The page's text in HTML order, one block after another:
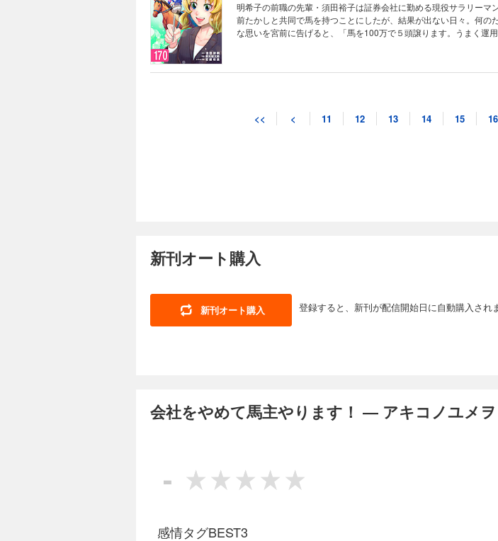
明希子の前職の先輩・須田裕子は証券会社に勤める現役サラリーマ
前たかしと共同で馬を持つことにしたが、結果が出ない日々。何の
な思いを宮前に告げると、「馬を100万で５頭譲ります。うまく運
明希子の前職の先輩・須田裕子は証券会社に勤める現役サラリーマ
な思いを宮前に告げると、「馬を100万で５頭譲ります。うまく運
前たかしと共同で馬を持つことにしたが、結果が出ない日々。何の
な思いを宮前に告げると、「馬を100万で５頭譲ります。うまく運
会社をやめて馬主やります！ ― アキコノユメヲ ― 173
<< < 11 12 13 14 15 16
新刊オート購入
新刊オート購入 登録すると、新刊が配信開始日に自動購入され
会社をやめて馬主やります！ ― アキコノユメ
-
感情タグBEST3